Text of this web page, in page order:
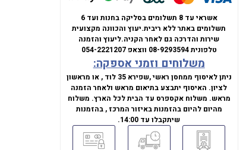
אשראי עד 8 תשלומים בסליקה בחנות ועד 6
תשלומים באתר ללא ריבית.יעוץ והכוונה מקצועית
שירות והדרכה גם לאחר הקניה.ליעוץ והזמנה
טלפונית08-9293594 ווצאפ054-2221207
משלוחים וזמני אספקה:
ניתן לאיסוף ממחסן ראשי ,שפירא 35 לוד , או מראשון
לציון. האיסוף יתבצע בתיאום מראש ולאחר הזמנה
מראש. משלוח אקספרס עד הבית לכל הארץ. משלוח
מהיום להיום בהזמנות באיזור המרכז , בהזמנות
שיתקבלו עד 14:00.